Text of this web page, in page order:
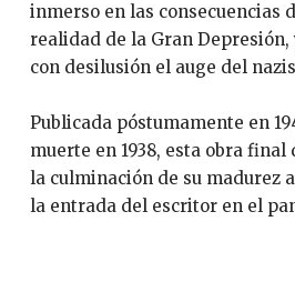
inmerso en las consecuencias
realidad de la Gran Depresión,
con desilusión el auge del
Publicada póstumamente en
muerte en 1938, esta obra final
la culminación de su madurez
la entrada del escritor en el